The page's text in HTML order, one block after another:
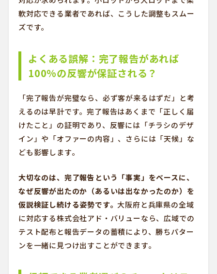
軟対応できる業者であれば、こうした調整もスムー
ズです。
よくある誤解：完了報告があれば
100%の反響が保証される？
「完了報告が完璧なら、必ず客が来るはずだ」と考
えるのは早計です。完了報告はあくまで「正しく届
けたこと」の証明であり、反響には「チラシのデザ
イン」や「オファーの内容」、さらには「天候」な
ども影響します。
大切なのは、完了報告という「事実」をベースに、
なぜ反響が出たのか（あるいは出なかったのか）を
仮説検証し続ける姿勢です。 大阪府と兵庫県の全域
に対応する株式会社アド・バリューなら、広域での
テスト配布と報告データの蓄積により、勝ちパター
ンを一緒に見つけ出すことができます。